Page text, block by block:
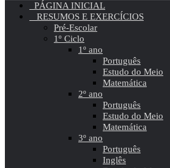
PÁGINA INICIAL
RESUMOS E EXERCÍCIOS
Pré-Escolar
1º Ciclo
1º ano
Português
Estudo do Meio
Matemática
2º ano
Português
Estudo do Meio
Matemática
3º ano
Português
Inglês